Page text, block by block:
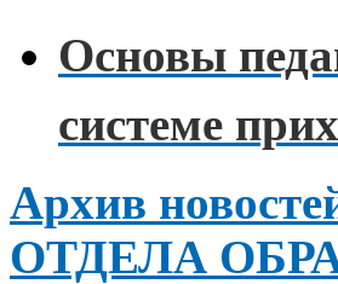
Основы
системе
Архив
ОТДЕЛА